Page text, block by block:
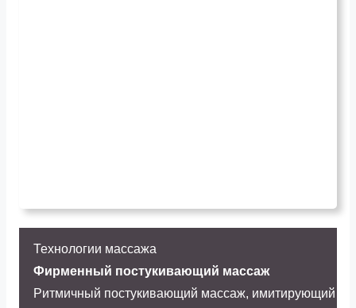
Технологии массажа
Фирменный постукивающий массаж
Ритмичный постукивающий массаж, имитирующий